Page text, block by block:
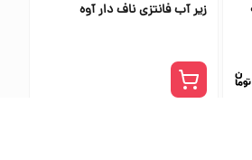
زیر آب فانتزی ناف دار آوه